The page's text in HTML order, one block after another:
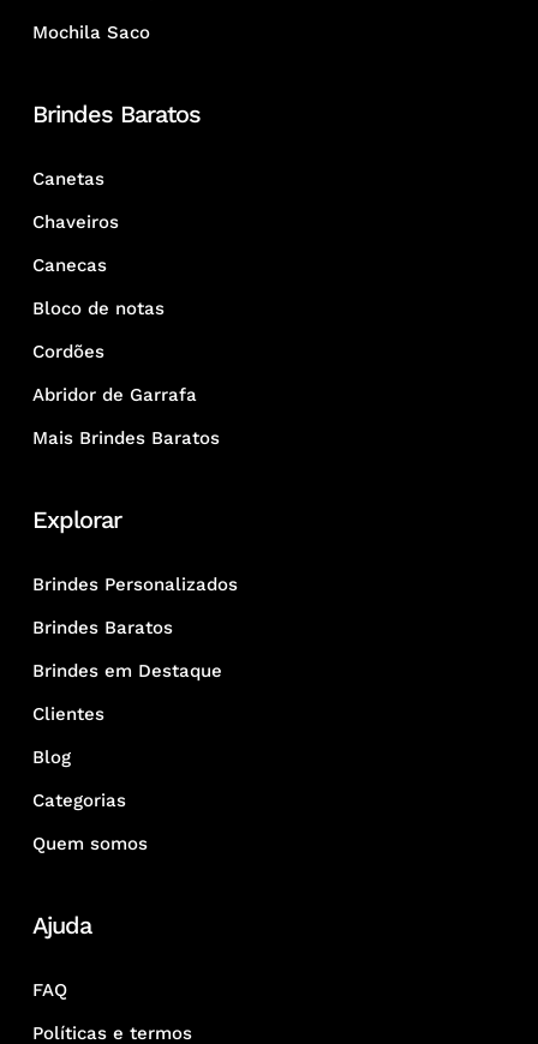
Mochila Saco
Brindes Baratos
Canetas
Chaveiros
Canecas
Bloco de notas
Cordões
Abridor de Garrafa
Mais Brindes Baratos
Explorar
Brindes Personalizados
Brindes Baratos
Brindes em Destaque
Clientes
Blog
Categorias
Quem somos
Ajuda
FAQ
Políticas e termos